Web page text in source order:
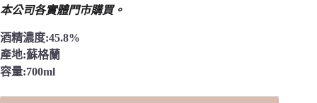
本公司各實體門市購買。
酒精濃度:45.8%
產地:蘇格蘭
容量:700ml